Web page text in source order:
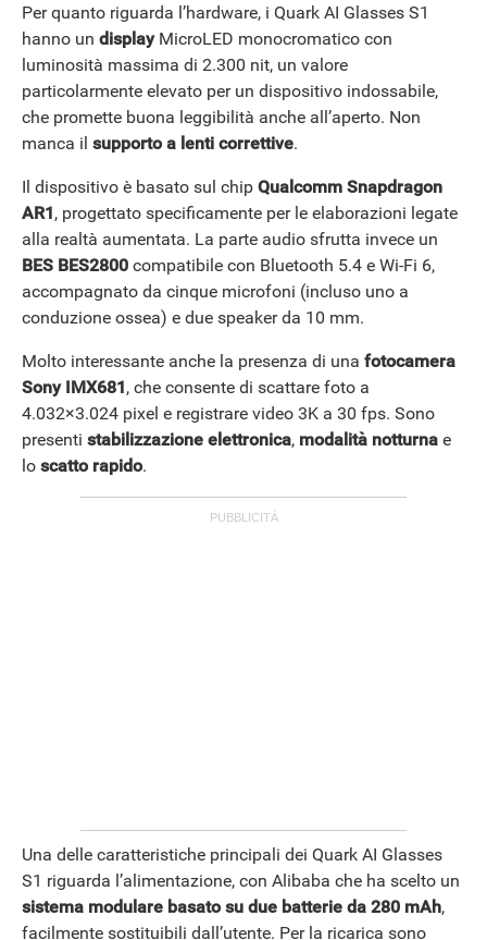
Per quanto riguarda l’hardware, i Quark AI Glasses S1
hanno un displayMicroLED monocromatico con
luminosità massima di 2.300 nit, un valore
particolarmente elevato per un dispositivo indossabile,
che promette buona leggibilità anche all’aperto. Non
manca il supporto a lenti correttive.
Il dispositivo è basato sul chip Qualcomm Snapdragon
AR1, progettato specificamente per le elaborazioni legate
alla realtà aumentata. La parte audio sfrutta invece un
BES BES2800 compatibile con Bluetooth 5.4 e Wi-Fi 6,
accompagnato da cinque microfoni (incluso uno a
conduzione ossea) e due speaker da 10 mm.
Molto interessante anche la presenza di una fotocamera
Sony IMX681, che consente di scattare foto a
4.032×3.024 pixel e registrare video 3K a 30 fps. Sono
presenti stabilizzazione elettronica, modalità notturna e
lo scatto rapido.
Una delle caratteristiche principali dei Quark AI Glasses
S1 riguarda l’alimentazione, con Alibaba che ha scelto un
sistema modulare basato su due batterie da 280 mAh,
facilmente sostituibili dall’utente. Per la ricarica sono